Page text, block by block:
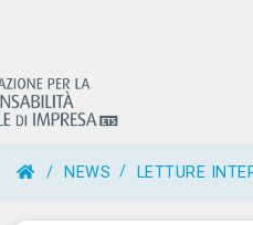
/ NEWS LETTURE